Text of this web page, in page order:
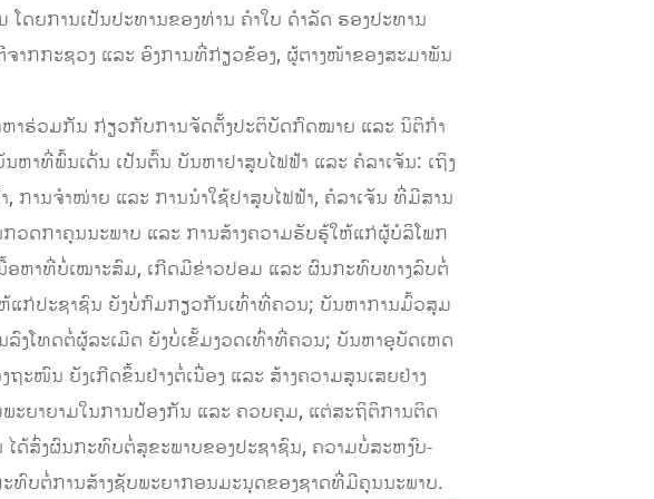
ຍການເປັນປະທານຂອງທ່ານ ຄໍາໃບ ດໍາລັດ ຮອງປະທານ
ກກະຊວງ ແລະ ອົງການທີ່ກ່ຽວຂ້ອງ, ຜູ້ຕາງໜ້າຂອງສະມາພັນ
ຫາຮ່ວມກັນ ກ່ຽວກັບການຈັດຕັ້ງປະຕິບັດກົດໝາຍ ແລະ ນິຕິກຳ
ທີ່ພົ້ນເດັ່ນ ເປັນຕົ້ນ ບັນຫາຢາສູບໄຟຟ້າ ແລະ ຄໍລາເຈັນ: ເຖິງ
ານຈຳໜ່າຍ ແລະ ການນຳໃຊ້ຢາສູບໄຟຟ້າ, ຄໍລາເຈັນ ທີ່ມີສານ
ດກາຄຸນນະພາບ ແລະ ການສ້າງຄວາມຮັບຮູ້ໃຫ້ແກ່ຜູ້ບໍລິໂພກ
ອຫາທີ່ບໍ່ເໝາະສົມ, ເກີດມີຂ່າວປອມ ແລະ ຜົນກະທົບທາງລົບຕໍ່
ແກ່ປະຊາຊົນ ຍັງບໍ່ກົມກຽວກັນເທົ່າທີ່ຄວນ; ບັນຫາການມົ້ວສຸມ
ງໂທດຕໍ່ຜູ້ລະເມີດ ຍັງບໍ່ເຂັ້ມງວດເທົ່າທີ່ຄວນ; ບັນຫາອຸບັດເຫດ
ໜົນ ຍັງເກີດຂຶ້ນຢ່າງຕໍ່ເນື່ອງ ແລະ ສ້າງຄວາມສູນເສຍຢ່າງ
ະຍາຍາມໃນການປ້ອງກັນ ແລະ ຄວບຄຸມ, ແຕ່ສະຖິຕິການຕິດ
ໄດ້ສົ່ງຜົນກະທົບຕໍ່ສຸຂະພາບຂອງປະຊາຊົນ, ຄວາມບໍ່ສະຫງົບ-
ບຕໍ່ການສ້າງຊັບພະຍາກອນມະນຸດຂອງຊາດທີ່ມີຄຸນນະພາບ.